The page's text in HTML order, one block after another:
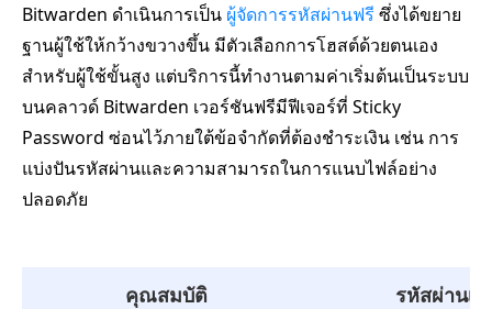
Bitwarden ดำเนินการเป็น ผู้จัดการรหัสผ่านฟรี ซึ่งได้ขยาย
ฐานผู้ใช้ให้กว้างขวางขึ้น มีตัวเลือกการโฮสต์ด้วยตนเอง
สำหรับผู้ใช้ขั้นสูง แต่บริการนี้ทำงานตามค่าเริ่มต้นเป็นระบบ
บนคลาวด์ Bitwarden เวอร์ชันฟรีมีฟีเจอร์ที่ Sticky
Password ซ่อนไว้ภายใต้ข้อจำกัดที่ต้องชำระเงิน เช่น การ
แบ่งปันรหัสผ่านและความสามารถในการแนบไฟล์อย่าง
ปลอดภัย
คุณสมบัติ รหัสผ่านเ